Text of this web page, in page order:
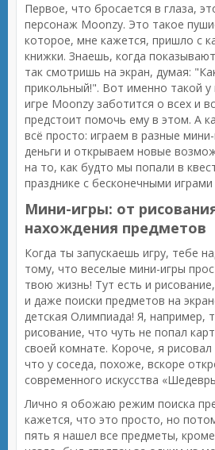
Первое, что бросается в глаза,
персонаж Moonzy. Это такое
которое, мне кажется, пришло с
книжки. Знаешь, когда
так смотришь на экран, думая:
прикольный!". Вот именно такой
игре Moonzy заботится о всех и
предстоит помочь ему в этом. А
всё просто: играем в разные
деньги и открываем новые
на то, как будто мы попали в
празднике с бесконечными
Мини-игры: от
нахождения предметов
Когда ты запускаешь игру, тебе
тому, что веселые мини-игры
твою жизнь! Тут есть и
и даже поиски предметов на
детская Олимпиада! Я, например,
рисование, что чуть не попал
своей комнате. Короче, я
что у соседа, похоже, вскоре
современного искусства
Лично я обожаю режим поиска
кажется, что это просто, но
пять я нашел все предметы,